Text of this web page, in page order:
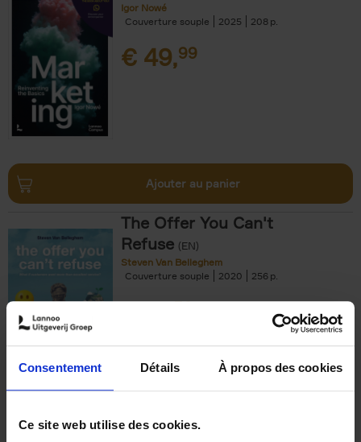
Consentement Détails À propos des cookies
Ce site web utilise des cookies.
Igor Nowé
Couverture souple
2025 208
€ 49,99
Ajouter au panier
The Offer You Can't
Refuse (EN)
Steven Van Belleghem
Couverture souple
2020 256
€37,50